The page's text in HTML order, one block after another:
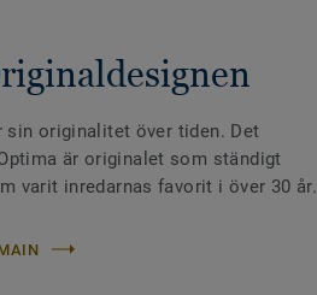
sin originalitet över tiden. Det
är originalet som ständigt
varit inredarnas favorit i över 30 år.